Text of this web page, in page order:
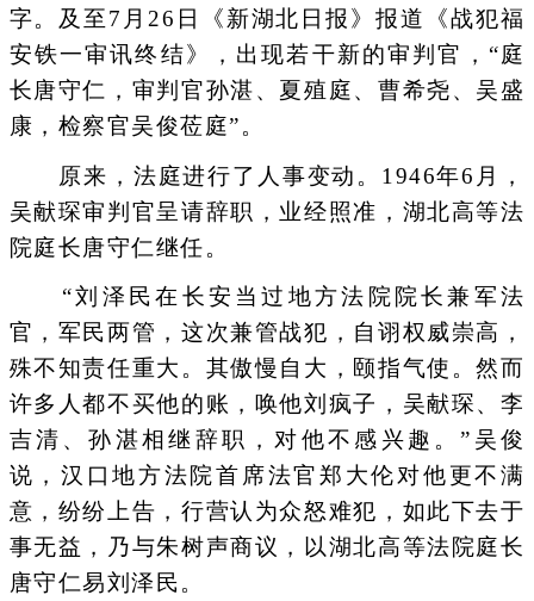
字。及至7月26日《新湖北日报》报道《战犯福
安铁一审讯终结》，出现若干新的审判官，“庭
长唐守仁，审判官孙湛、夏殖庭、曹希尧、吴盛
康，检察官吴俊莅庭”。
原来，法庭进行了人事变动。1946年6月，
吴献琛审判官呈请辞职，业经照准，湖北高等法
院庭长唐守仁继任。
“刘泽民在长安当过地方法院院长兼军法
官，军民两管，这次兼管战犯，自诩权威崇高，
殊不知责任重大。其傲慢自大，颐指气使。然而
许多人都不买他的账，唤他刘疯子，吴献琛、李
吉清、孙湛相继辞职，对他不感兴趣。”吴俊
说，汉口地方法院首席法官郑大伦对他更不满
意，纷纷上告，行营认为众怒难犯，如此下去于
事无益，乃与朱树声商议，以湖北高等法院庭长
唐守仁易刘泽民。